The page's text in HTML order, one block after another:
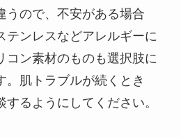
うので、不安がある場合
テンレスなどアレルギーに
コン素材のものも選択肢に
。肌トラブルが続くとき
るようにしてください。